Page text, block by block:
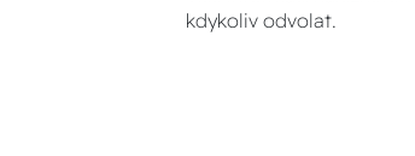
kdykoliv odvolat.